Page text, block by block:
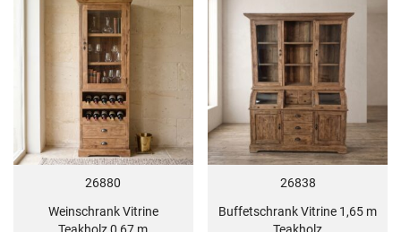
26880
Weinschrank Vitrine
26838
Buffetschrank Vitrine 1,65 m